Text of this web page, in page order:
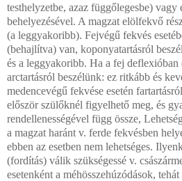
testhelyzetbe, azaz függőlegesbe) vagy
behelyezésével. A magzat elölfekvő
(a leggyakoribb). Fejvégű fekvés
(behajlítva) van, koponyatartásról
és a leggyakoribb. Ha a fej
arctartásról beszélünk: ez ritkább és
medencevégű fekvése esetén
először szülőknél figyelhető meg, és
rendellenességével függ össze,
a magzat haránt v. ferde fekvésben
ebben az esetben nem lehetséges.
(fordítás) válik szükségessé v.
esetenként a méhösszehúzódások,